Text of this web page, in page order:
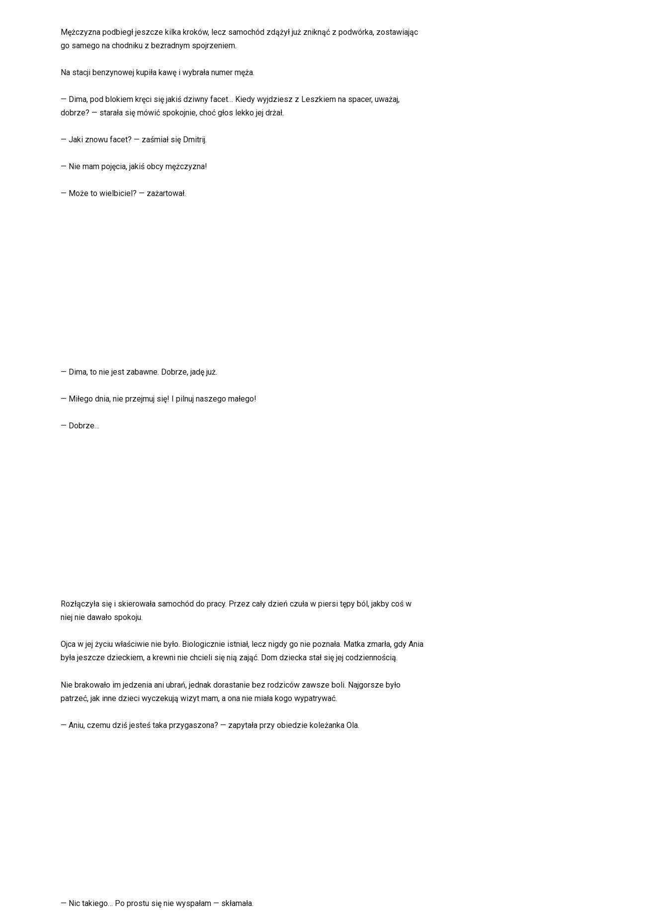
Mężczyzna podbiegł jeszcze kilka kroków, lecz samochód zdążył już zniknąć z podwórka, zostawiając
go samego na chodniku z bezradnym spojrzeniem.
Na stacji benzynowej kupiła kawę i wybrała numer męża.
— Dima, pod blokiem kręci się jakiś dziwny facet… Kiedy wyjdziesz z Leszkiem na spacer, uważaj,
dobrze? — starała się mówić spokojnie, choć głos lekko jej drżał.
— Jaki znowu facet? — zaśmiał się Dmitrij.
— Nie mam pojęcia, jakiś obcy mężczyzna!
— Może to wielbiciel? — zażartował.
— Dima, to nie jest zabawne. Dobrze, jadę już.
— Miłego dnia, nie przejmuj się! I pilnuj naszego małego!
— Dobrze…
Rozłączyła się i skierowała samochód do pracy. Przez cały dzień czuła w piersi tępy ból, jakby coś w
niej nie dawało spokoju.
Ojca w jej życiu właściwie nie było. Biologicznie istniał, lecz nigdy go nie poznała. Matka zmarła, gdy Ania
była jeszcze dzieckiem, a krewni nie chcieli się nią zająć. Dom dziecka stał się jej codziennością.
Nie brakowało im jedzenia ani ubrań, jednak dorastanie bez rodziców zawsze boli. Najgorsze było
patrzeć, jak inne dzieci wyczekują wizyt mam, a ona nie miała kogo wypatrywać.
— Aniu, czemu dziś jesteś taka przygaszona? — zapytała przy obiedzie koleżanka Ola.
— Nic takiego… Po prostu się nie wyspałam — skłamała.